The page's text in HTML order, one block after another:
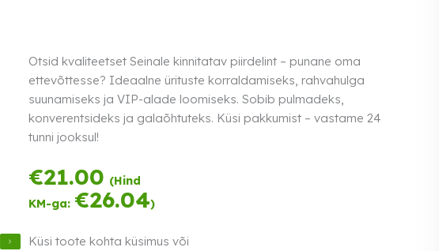
Otsid kvaliteetset Seinale kinnitatav piirdelint – punane oma
ettevõttesse? Ideaalne ürituste korraldamiseks, rahvahulga
suunamiseks ja VIP-alade loomiseks. Sobib pulmadeks,
konverentsideks ja galaõhtuteks. Küsi pakkumist – vastame 24
tunni jooksul!
€21.00 (Hind
KM-ga: €26.04)
Küsi toote kohta küsimus või